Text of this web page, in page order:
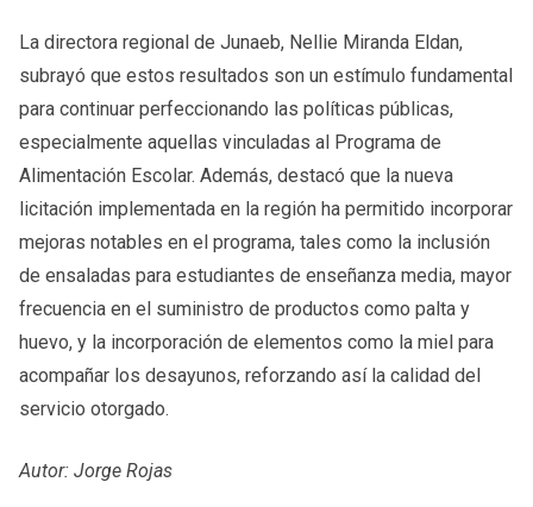
La directora regional de Junaeb, Nellie Miranda Eldan,
subrayó que estos resultados son un estímulo fundamental
para continuar perfeccionando las políticas públicas,
especialmente aquellas vinculadas al Programa de
Alimentación Escolar. Además, destacó que la nueva
licitación implementada en la región ha permitido incorporar
mejoras notables en el programa, tales como la inclusión
de ensaladas para estudiantes de enseñanza media, mayor
frecuencia en el suministro de productos como palta y
huevo, y la incorporación de elementos como la miel para
acompañar los desayunos, reforzando así la calidad del
servicio otorgado.
Autor: Jorge Rojas